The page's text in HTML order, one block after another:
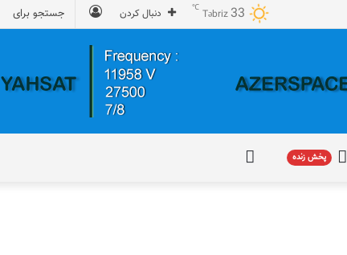
دنبال کردن Təbriz33
℃
پخش
پخش زنده